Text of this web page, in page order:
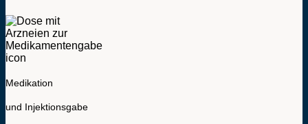
Medikation
und Injektionsgabe